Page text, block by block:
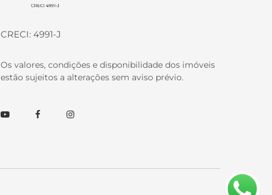
CRECI: 4991-J
Os valores, condições e disponibilidade dos imóveis
estão sujeitos a alterações sem aviso prévio.
YoutubeFacebookInstagram